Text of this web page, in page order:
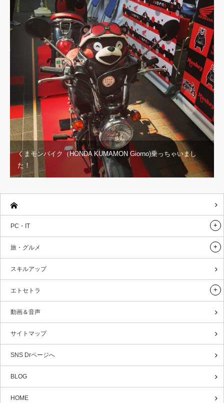
くまモンバイク（HONDA KUMAMON Giorno)乗っちゃいまし
た！
PC・IT
旅・グルメ
スキルアップ
エトセトラ
動画＆音声
サイトマップ
SNS Drページへ
BLOG
HOME